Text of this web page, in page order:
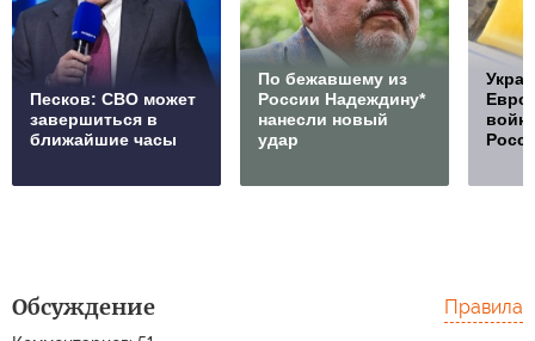
Песков: СВО может
завершиться в
ближайшие часы
По бежавшему из
России Надеждину*
нанесли новый
удар
Обсуждение Правила